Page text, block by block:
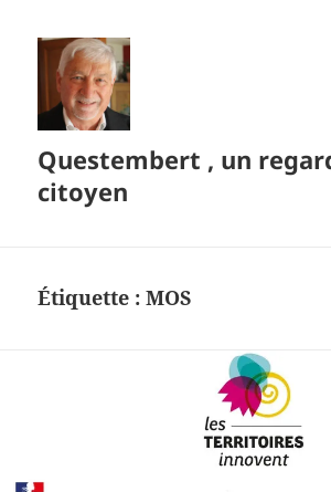
Questembert , un
citoyen
Étiquette :MOS